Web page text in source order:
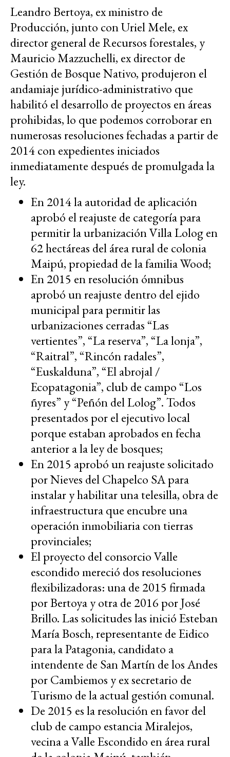
Leandro Bertoya, ex ministro de
Producción, junto con Uriel Mele, ex
director general de Recursos forestales, y
Mauricio Mazzuchelli, ex director de
Gestión de Bosque Nativo, produjeron el
andamiaje jurídico-administrativo que
habilitó el desarrollo de proyectos en áreas
prohibidas, lo que podemos corroborar en
numerosas resoluciones fechadas a partir de
2014 con expedientes iniciados
inmediatamente después de promulgada la
ley.
En 2014 la autoridad de aplicación
aprobó el reajuste de categoría para
permitir la urbanización Villa Lolog en
62 hectáreas del área rural de colonia
Maipú, propiedad de la familia Wood;
En 2015 en resolución ómnibus
aprobó un reajuste dentro del ejido
municipal para permitir las
urbanizaciones cerradas “Las
vertientes”, “La reserva”, “La lonja”,
“Raitral”, “Rincón radales”,
“Euskalduna”, “El abrojal /
Ecopatagonia”, club de campo “Los
ñyres” y “Peñón del Lolog”. Todos
presentados por el ejecutivo local
porque estaban aprobados en fecha
anterior a la ley de bosques;
En 2015 aprobó un reajuste solicitado
por Nieves del Chapelco SA para
instalar y habilitar una telesilla, obra de
infraestructura que encubre una
operación inmobiliaria con tierras
provinciales;
El proyecto del consorcio Valle
escondido mereció dos resoluciones
flexibilizadoras: una de 2015 firmada
por Bertoya y otra de 2016 por José
Brillo. Las solicitudes las inició Esteban
María Bosch, representante de Eidico
para la Patagonia, candidato a
intendente de San Martín de los Andes
por Cambiemos y ex secretario de
Turismo de la actual gestión comunal.
De 2015 es la resolución en favor del
club de campo estancia Miralejos,
vecina a Valle Escondido en área rural